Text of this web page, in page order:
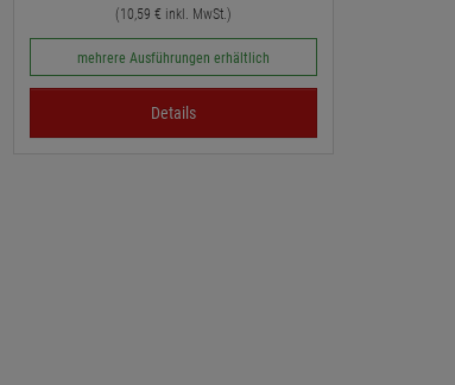
(10,59 € inkl. MwSt.)
mehrere Ausführungen erhältlich
Details